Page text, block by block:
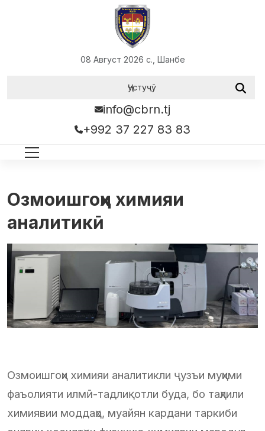
08 Август 2026 с., Шанбе
info@cbrn.tj
+992 37 227 83 83
Озмоишгоҳи химияи
аналитикӣ
Озмоишгоҳи химияи аналитикли ҷузъи муҳими
фаъолияти илмӣ-тадлиқотли буда, бо таҳлили
химиявии моддаҳо, муайян кардани таркиби